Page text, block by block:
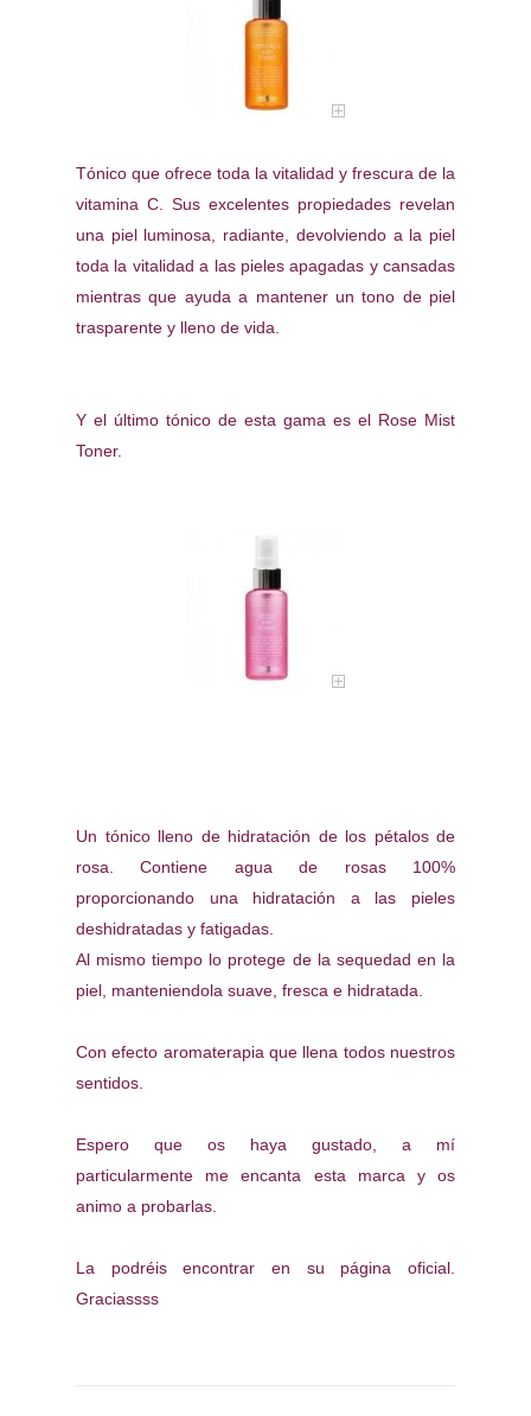
Tónico que ofrece toda la vitalidad y frescura de la
vitamina C. Sus excelentes propiedades revelan
una piel luminosa, radiante, devolviendo a la piel
toda la vitalidad a las pieles apagadas y cansadas
mientras que ayuda a mantener un tono de piel
trasparente y lleno de vida.
Y el último tónico de esta gama es el Rose Mist
Toner.
Un tónico lleno de hidratación de los pétalos de
rosa. Contiene agua de rosas 100%
proporcionando una hidratación a las pieles
deshidratadas y fatigadas.
Al mismo tiempo lo protege de la sequedad en la
piel, manteniendola suave, fresca e hidratada.
Con efecto aromaterapia que llena todos nuestros
sentidos.
Espero que os haya gustado, a mí
particularmente me encanta esta marca y os
animo a probarlas.
La podréis encontrar en su página oficial.
Graciassss